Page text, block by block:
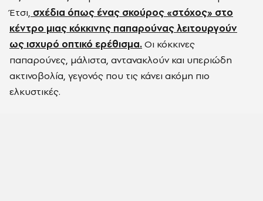
Έτσι, σχέδια όπως ένας σκούρος «στόχος» στο
κέντρο μιας κόκκινης παπαρούνας λειτουργούν
ως ισχυρό οπτικό ερέθισμα.Οι κόκκινες
παπαρούνες, μάλιστα, αντανακλούν και υπεριώδη
ακτινοβολία, γεγονός που τις κάνει ακόμη πιο
ελκυστικές.